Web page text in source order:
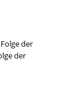
der
der